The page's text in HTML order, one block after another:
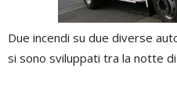
Due incendi su due diverse
si sono sviluppati tra la notte